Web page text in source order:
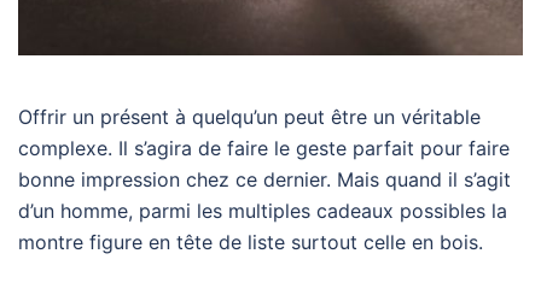
Offrir un présent à quelqu’un peut être un véritable
complexe. Il s’agira de faire le geste parfait pour faire
bonne impression chez ce dernier. Mais quand il s’agit
d’un homme, parmi les multiples cadeaux possibles la
montre figure en tête de liste surtout celle en bois.